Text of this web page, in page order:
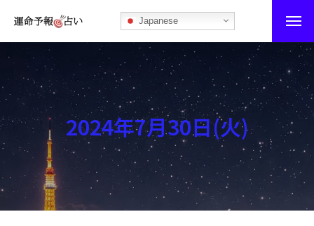
Japanese
運命予報占い
運命予報占いとは
あなたの所属部屋を探そう！
最恐の相性占い
秘伝公開！吉凶カレンダー
2024年7月30日(火)